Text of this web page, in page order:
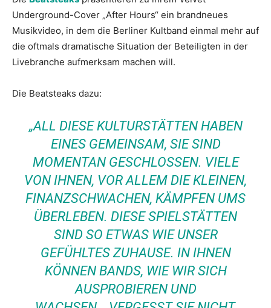
Underground-Cover „After Hours“ ein brandneues
Musikvideo, in dem die Berliner Kultband einmal mehr auf
die oftmals dramatische Situation der Beteiligten in der
Livebranche aufmerksam machen will.
Die Beatsteaks dazu:
„ALL DIESE KULTURSTÄTTEN HABEN
EINES GEMEINSAM, SIE SIND
MOMENTAN GESCHLOSSEN. VIELE
VON IHNEN, VOR ALLEM DIE KLEINEN,
FINANZSCHWACHEN, KÄMPFEN UMS
ÜBERLEBEN. DIESE SPIELSTÄTTEN
SIND SO ETWAS WIE UNSER
GEFÜHLTES ZUHAUSE. IN IHNEN
KÖNNEN BANDS, WIE WIR SICH
AUSPROBIEREN UND